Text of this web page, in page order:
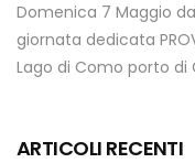
Domenica 7 Maggio
giornata dedicata
Lago di Como porto di
ARTICOLI RECENTI